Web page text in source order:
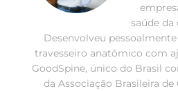
saúde
Desenvolveu pessoalmente
travesseiro anatômico com
GoodSpine, único do Brasil
da Associação Brasileira